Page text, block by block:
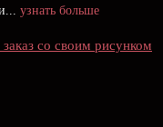
узнать больше
со своим рисунком